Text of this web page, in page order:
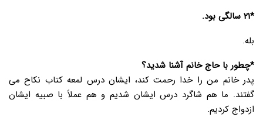
*۲۱ سالگی بود.
بله.
*چطور با حاج خانم آشنا شدید؟
پدر خانم من را خدا رحمت کند، ایشان درس لمعه کتاب نکاح می
گفتند. ما هم شاگرد درس ایشان شدیم و هم عملاً با صبیه ایشان
ازدواج کردیم.